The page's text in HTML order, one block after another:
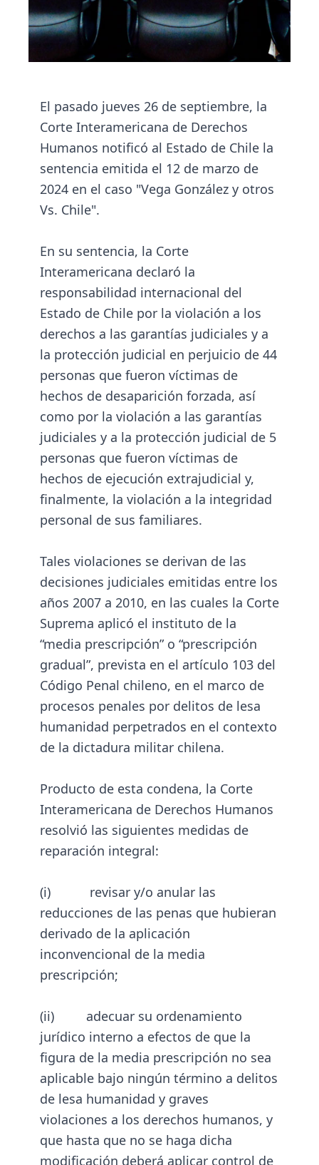
El pasado jueves 26 de septiembre, la
Corte Interamericana de Derechos
Humanos notificó al Estado de Chile la
sentencia emitida el 12 de marzo de
2024 en el caso "Vega González y otros
Vs. Chile".
En su sentencia, la Corte
Interamericana declaró la
responsabilidad internacional del
Estado de Chile por la violación a los
derechos a las garantías judiciales y a
la protección judicial en perjuicio de 44
personas que fueron víctimas de
hechos de desaparición forzada, así
como por la violación a las garantías
judiciales y a la protección judicial de 5
personas que fueron víctimas de
hechos de ejecución extrajudicial y,
finalmente, la violación a la integridad
personal de sus familiares.
Tales violaciones se derivan de las
decisiones judiciales emitidas entre los
años 2007 a 2010, en las cuales la Corte
Suprema aplicó el instituto de la
“media prescripción” o “prescripción
gradual”, prevista en el artículo 103 del
Código Penal chileno, en el marco de
procesos penales por delitos de lesa
humanidad perpetrados en el contexto
de la dictadura militar chilena.
Producto de esta condena, la Corte
Interamericana de Derechos Humanos
resolvió las siguientes medidas de
reparación integral:
(i) revisar y/o anular las
reducciones de las penas que hubieran
derivado de la aplicación
inconvencional de la media
prescripción;
(ii) adecuar su ordenamiento
jurídico interno a efectos de que la
figura de la media prescripción no sea
aplicable bajo ningún término a delitos
de lesa humanidad y graves
violaciones a los derechos humanos, y
que hasta que no se haga dicha
modificación deberá aplicar control de